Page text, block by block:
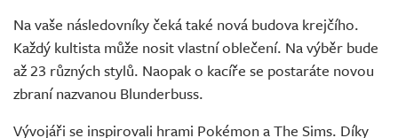
Na vaše následovníky čeká také nová budova krejčího.
Každý kultista může nosit vlastní oblečení. Na výběr bude
až 23 různých stylů. Naopak o kacíře se postaráte novou
zbraní nazvanou Blunderbuss.
Vývojáři se inspirovali hrami Pokémon a The Sims. Díky